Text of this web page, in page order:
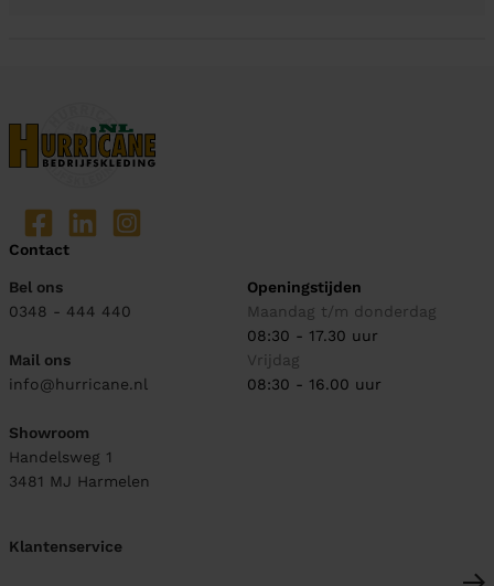
Contact
Bel ons
0348 - 444 440
Mail ons
info@hurricane.nl
Showroom
Handelsweg 1
3481 MJ Harmelen
Openingstijden
Maandag t/m donderdag
08:30 - 17.30 uur
Vrijdag
08:30 - 16.00 uur
Klantenservice